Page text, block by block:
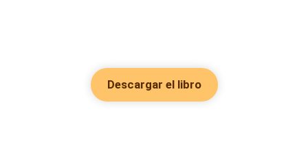
Descargar el libro